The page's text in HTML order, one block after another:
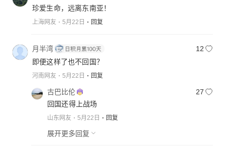
珍爱生命，远离东南亚！
上海网友 5月22日 回复
月半湾
12
即便这样了也不回国？
河南网友 5月22日 回复
古巴比伦
27
回国还得上战场
山东网友 5月22日 回复
展开更多回复